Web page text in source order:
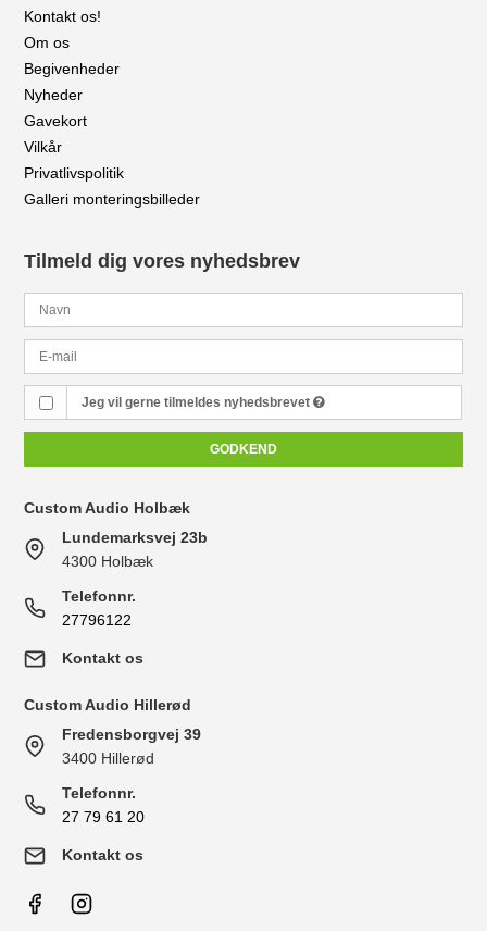
Kontakt os!
Om os
Begivenheder
Nyheder
Gavekort
Vilkår
Privatlivspolitik
Galleri monteringsbilleder
Tilmeld dig vores nyhedsbrev
Jeg vil gerne tilmeldes nyhedsbrevet
GODKEND
Custom Audio Holbæk
Lundemarksvej 23b
4300 Holbæk
Telefonnr.
27796122
Kontakt os
Custom Audio Hillerød
Fredensborgvej 39
3400 Hillerød
Telefonnr.
27 79 61 20
Kontakt os